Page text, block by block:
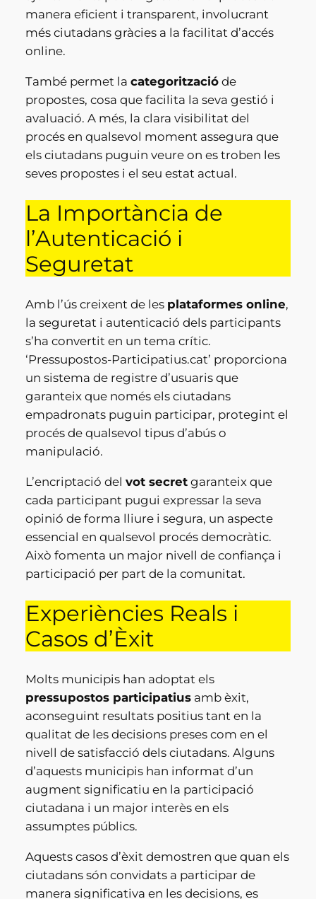
manera eficient i transparent, involucrant
més ciutadans gràcies a la facilitat d’accés
online.
També permet la categoritzacióde
propostes, cosa que facilita la seva gestió i
avaluació. A més, la clara visibilitat del
procés en qualsevol moment assegura que
els ciutadans puguin veure on es troben les
seves propostes i el seu estat actual.
La Importància de
l’Autenticació i
Seguretat
Amb l’ús creixent de les plataformes online,
la seguretat i autenticació dels participants
s’ha convertit en un tema crític.
‘Pressupostos-Participatius.cat’ proporciona
un sistema de registre d’usuaris que
garanteix que només els ciutadans
empadronats puguin participar, protegint el
procés de qualsevol tipus d’abús o
manipulació.
L’encriptació del vot secretgaranteix que
cada participant pugui expressar la seva
opinió de forma lliure i segura, un aspecte
essencial en qualsevol procés democràtic.
Això fomenta un major nivell de confiança i
participació per part de la comunitat.
Experiències Reals i
Casos d’Èxit
Molts municipis han adoptat els
pressupostos participatiusamb èxit,
aconseguint resultats positius tant en la
qualitat de les decisions preses com en el
nivell de satisfacció dels ciutadans. Alguns
d’aquests municipis han informat d’un
augment significatiu en la participació
ciutadana i un major interès en els
assumptes públics.
Aquests casos d’èxit demostren que quan els
ciutadans són convidats a participar de
manera significativa en les decisions, es